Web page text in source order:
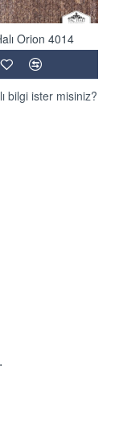
Orion 4014
bilgi ister misiniz?